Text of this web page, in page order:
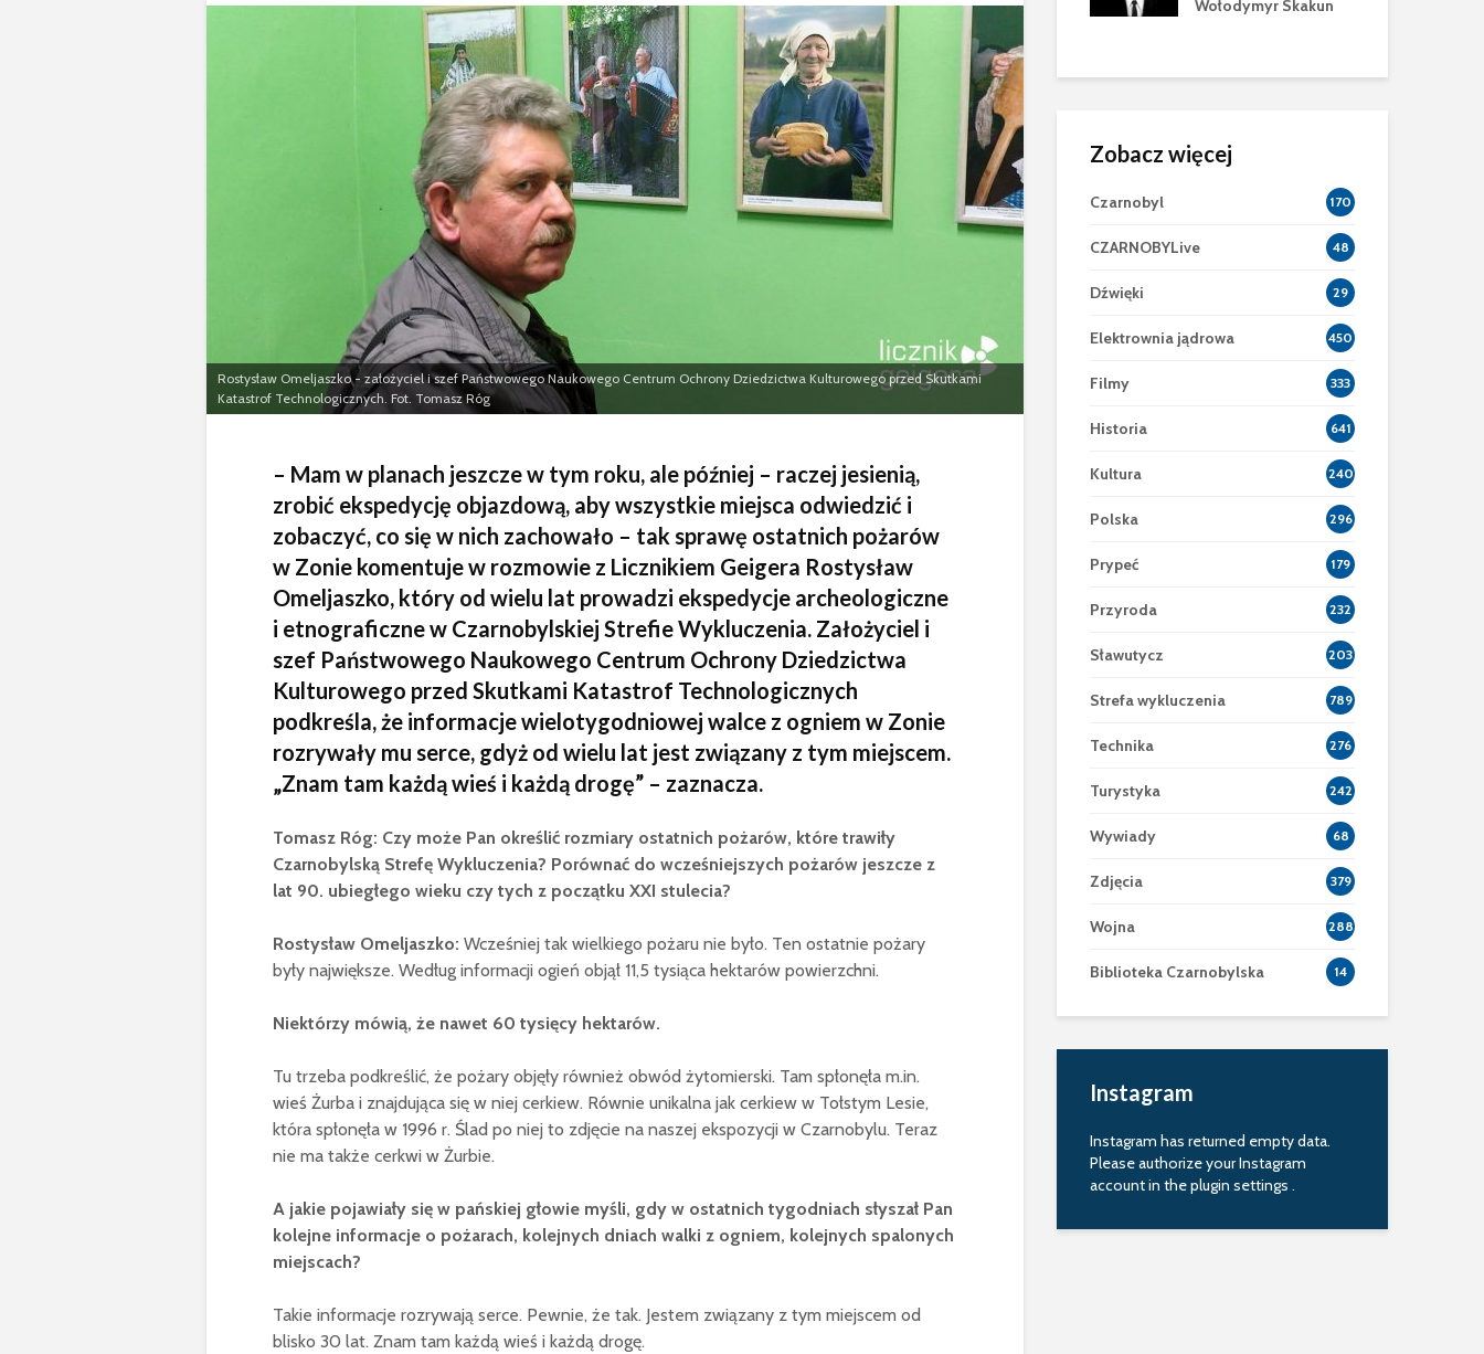
Rostysław Omeljaszko - założyciel i szef Państwowego Naukowego Centrum Ochrony Dziedzictwa Kulturowego przed Skutkami
Katastrof Technologicznych. Fot. Tomasz Róg
– Mam w planach jeszcze w tym roku, ale później – raczej jesienią,
zrobić ekspedycję objazdową, aby wszystkie miejsca odwiedzić i
zobaczyć, co się w nich zachowało – tak sprawę ostatnich pożarów
w Zonie komentuje w rozmowie z Licznikiem Geigera Rostysław
Omeljaszko, który od wielu lat prowadzi ekspedycje archeologiczne
i etnograficzne w Czarnobylskiej Strefie Wykluczenia. Założyciel i
szef Państwowego Naukowego Centrum Ochrony Dziedzictwa
Kulturowego przed Skutkami Katastrof Technologicznych
podkreśla, że informacje wielotygodniowej walce z ogniem w Zonie
rozrywały mu serce, gdyż od wielu lat jest związany z tym miejscem.
„Znam tam każdą wieś i każdą drogę” – zaznacza.
Tomasz Róg: Czy może Pan określić rozmiary ostatnich pożarów, które trawiły
Czarnobylską Strefę Wykluczenia? Porównać do wcześniejszych pożarów jeszcze z
lat 90. ubiegłego wieku czy tych z początku XXI stulecia?
Rostysław Omeljaszko: Wcześniej tak wielkiego pożaru nie było. Ten ostatnie pożary
były największe. Według informacji ogień objął 11,5 tysiąca hektarów powierzchni.
Niektórzy mówią, że nawet 60 tysięcy hektarów.
Tu trzeba podkreślić, że pożary objęły również obwód żytomierski. Tam spłonęła m.in.
wieś Żurba i znajdująca się w niej cerkiew. Równie unikalna jak cerkiew w Tołstym Lesie,
która spłonęła w 1996 r. Ślad po niej to zdjęcie na naszej ekspozycji w Czarnobylu. Teraz
nie ma także cerkwi w Żurbie.
A jakie pojawiały się w pańskiej głowie myśli, gdy w ostatnich tygodniach słyszał Pan
kolejne informacje o pożarach, kolejnych dniach walki z ogniem, kolejnych spalonych
miejscach?
Takie informacje rozrywają serce. Pewnie, że tak. Jestem związany z tym miejscem od
blisko 30 lat. Znam tam każdą wieś i każdą drogę.
Wołodymyr Skakun
muzeum uległo
zniszczeniu
Wołodymyr Skakun
Zobacz więcej
Czarnobyl 170
CZARNOBYLive 48
Dźwięki 29
Elektrownia jądrowa 450
Filmy 333
Historia 641
Kultura 240
Polska 296
Prypeć 179
Przyroda 232
Sławutycz 203
Strefa wykluczenia 789
Technika 276
Turystyka 242
Wywiady 68
Zdjęcia 379
Wojna 288
Biblioteka Czarnobylska 14
Instagram
Instagram has returned empty data.
Please authorize your Instagram
account in theplugin settings .